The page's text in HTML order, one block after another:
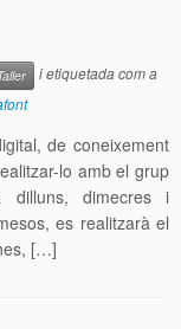
i etiquetada com a
de coneixement
lo amb el grup
dilluns, dimecres i
es realitzarà el
[…]